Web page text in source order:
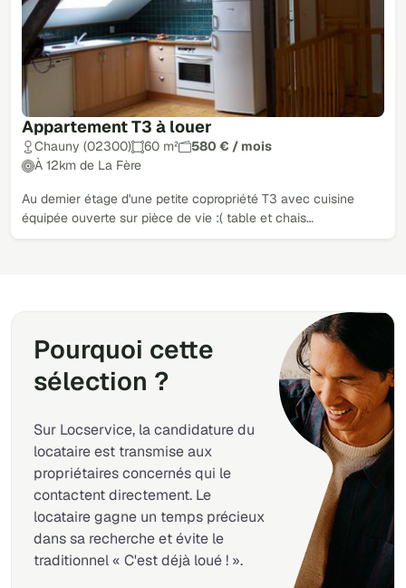
Appartement T3 à louer
Chauny (02300) 60 m²
580 € / mois
À 12km de La Fère
Au dernier étage d'une petite copropriété T3 avec cuisine
équipée ouverte sur pièce de vie :( table et chais…
Pourquoi cette
sélection ?
Sur Locservice, la candidature du
locataire est transmise aux
propriétaires concernés qui le
contactent directement. Le
locataire gagne un temps précieux
dans sa recherche et évite le
traditionnel « C'est déjà loué ! ».